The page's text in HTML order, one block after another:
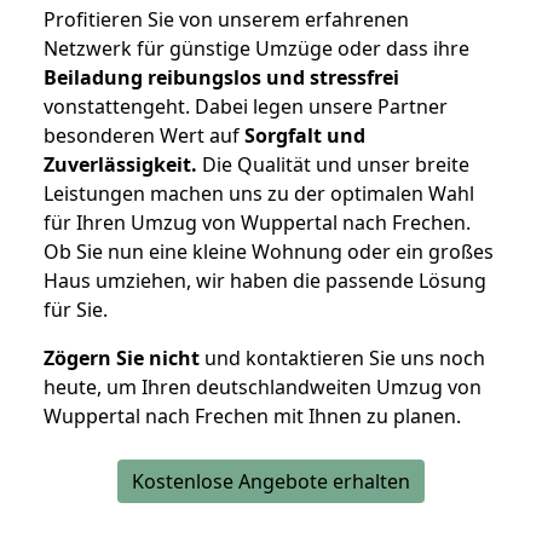
Profitieren Sie von unserem erfahrenen
Netzwerk für günstige Umzüge oder dass ihre
Beiladung reibungslos und stressfrei
vonstattengeht. Dabei legen unsere Partner
besonderen Wert aufSorgfalt und
Zuverlässigkeit. Die Qualität und unser breite
Leistungen machen uns zu der optimalen Wahl
für Ihren Umzug von Wuppertal nach Frechen.
Ob Sie nun eine kleine Wohnung oder ein großes
Haus umziehen, wir haben die passende Lösung
für Sie.
Zögern Sie nicht und kontaktieren Sie uns noch
heute, um Ihren deutschlandweiten Umzug von
Wuppertal nach Frechen mit Ihnen zu planen.
Kostenlose Angebote erhalten